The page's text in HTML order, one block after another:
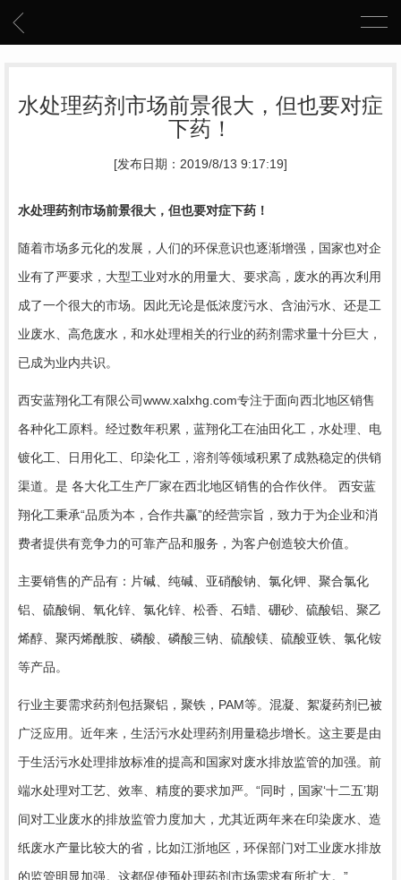
水处理药剂市场前景很大，但也要对症
下药！
[发布日期：2019/8/13 9:17:19]
水处理药剂市场前景很大，但也要对症下药！
随着市场多元化的发展，人们的环保意识也逐渐增强，国家也对企
业有了严要求，大型工业对水的用量大、要求高，废水的再次利用
成了一个很大的市场。因此无论是低浓度污水、含油污水、还是工
业废水、高危废水，和水处理相关的行业的药剂需求量十分巨大，
已成为业内共识。
西安蓝翔化工有限公司www.xalxhg.com专注于面向西北地区销售
各种化工原料。 经过数年积累，蓝翔化工在油田化工，水处理、电
镀化工、日用化工、印染化工，溶剂等领域积累了成熟稳定的供销
渠道。是 各大化工生产厂家在西北地区销售的合作伙伴。 西安蓝
翔化工秉承“品质为本，合作共赢”的经营宗旨，致力于为企业和消
费者提供有竞争力的可靠产品和服务，为客户创造较大价值。
主要销售的产品有：片碱、纯碱、亚硝酸钠、氯化钾、聚合氯化
铝、硫酸铜、氧化锌、氯化锌、松香、石蜡、硼砂、硫酸铝、聚乙
烯醇、聚丙烯酰胺、磷酸、磷酸三钠、硫酸镁、硫酸亚铁、氯化铵
等产品。
行业主要需求药剂包括聚铝，聚铁， PAM等。混凝、絮凝药剂 已被
广泛应用。近年来，生活污水处理药剂用量稳步增长。这主要是由
于生活污水处理排放标准的提高和国家对废水排放监管的加强。 前
端水处理对工艺、效率、精度的要求加严。 “同时，国家‘十二五’期
间对工业废水的排放监管力度加大，尤其近两年来在印染废水、造
纸废水产量比较大的省，比如江浙地区，环保部门对工业废水排放
的监管明显加强。这都促使预处理药剂市场需求有所扩大。”